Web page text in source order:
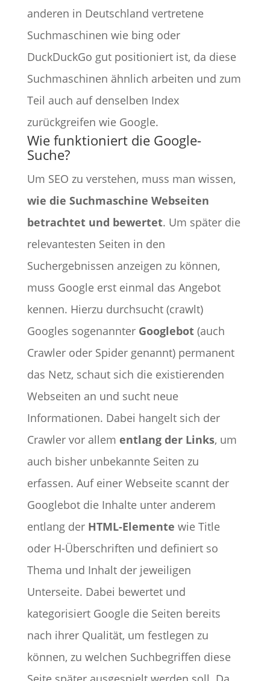
anderen in Deutschland vertretene
Suchmaschinen wie bing oder
DuckDuckGo gut positioniert ist, da diese
Suchmaschinen ähnlich arbeiten und zum
Teil auch auf denselben Index
zurückgreifen wie Google.
Wie funktioniert die Google-
Suche?
Um SEO zu verstehen, muss man wissen,
wie die Suchmaschine Webseiten
betrachtet und bewertet. Um später die
relevantesten Seiten in den
Suchergebnissen anzeigen zu können,
muss Google erst einmal das Angebot
kennen. Hierzu durchsucht (crawlt)
Googles sogenannter Googlebot(auch
Crawler oder Spider genannt) permanent
das Netz, schaut sich die existierenden
Webseiten an und sucht neue
Informationen. Dabei hangelt sich der
Crawler vor allem entlang der Links, um
auch bisher unbekannte Seiten zu
erfassen. Auf einer Webseite scannt der
Googlebot die Inhalte unter anderem
entlang der HTML-Elemente wie Title
oder H-Überschriften und definiert so
Thema und Inhalt der jeweiligen
Unterseite. Dabei bewertet und
kategorisiert Google die Seiten bereits
nach ihrer Qualität, um festlegen zu
können, zu welchen Suchbegriffen diese